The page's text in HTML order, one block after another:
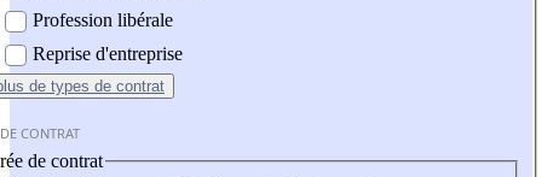
Profession libérale
Reprise d'entreprise
de types de contrat
CONTRAT
de contrat